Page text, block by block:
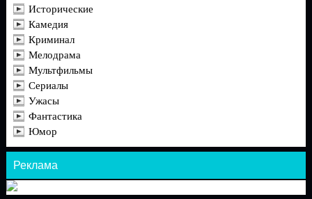
Исторические
Камедия
Криминал
Мелодрама
Мультфильмы
Сериалы
Ужасы
Фантастика
Юмор
Реклама